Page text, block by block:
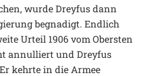
wurde Dreyfus dann
begnadigt. Endlich
Urteil 1906 vom Obersten
annulliert und Dreyfus
kehrte in die Armee